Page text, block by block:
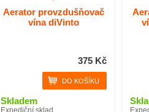
Aerator provzdušňovač
vína diVinto
375 Kč
Skladem
Expediční sklad